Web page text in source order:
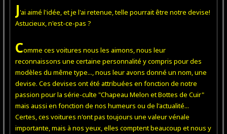
J'ai aimé l'idée, et je l'ai retenue, telle pourrait être notre devise!
Astucieux, n'est-ce-pas ?
Comme ces voitures nous les aimons, nous leur
reconnaissons une certaine personnalité y compris pour des
modèles du même type..., nous leur avons donné un nom, une
devise. Ces devises ont été attribuées en fonction de notre
passion pour la série-culte "Chapeau Melon et Bottes de Cuir"
mais aussi en fonction de nos humeurs ou de l'actualité...
Certes, ces voitures n'ont pas toujours une valeur vénale
importante, mais à nos yeux, elles comptent beaucoup et nous y